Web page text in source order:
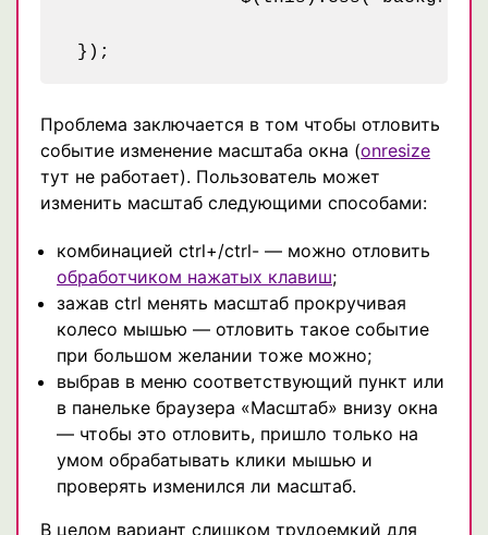
Проблема заключается в том чтобы отловить
событие изменение масштаба окна (onresize
тут не работает). Пользователь может
изменить масштаб следующими способами:
комбинацией ctrl+/ctrl- — можно отловить
обработчиком нажатых клавиш;
зажав ctrl менять масштаб прокручивая
колесо мышью — отловить такое событие
при большом желании тоже можно;
выбрав в меню соответствующий пункт или
в панельке браузера «Масштаб» внизу окна
— чтобы это отловить, пришло только на
умом обрабатывать клики мышью и
проверять изменился ли масштаб.
В целом вариант слишком трудоемкий для